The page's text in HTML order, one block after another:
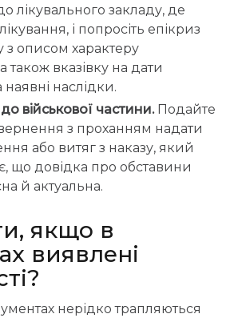
лікувального закладу, де
і попросіть епікриз
з описом характеру
також вказівку на дати
наявні наслідки.
військової частини. Подайте
з проханням надати
або витяг з наказу, який
що довідка про обставини
й актуальна.
якщо в
виявлені
нерідко трапляються